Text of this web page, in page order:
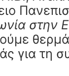
στην
για τη